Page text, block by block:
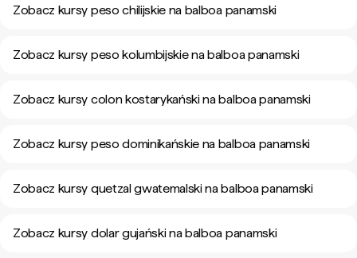
Zobacz kursy peso chilijskie na balboa panamski
Zobacz kursy peso kolumbijskie na balboa panamski
Zobacz kursy colon kostarykański na balboa panamski
Zobacz kursy peso dominikańskie na balboa panamski
Zobacz kursy quetzal gwatemalski na balboa panamski
Zobacz kursy dolar gujański na balboa panamski